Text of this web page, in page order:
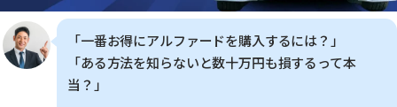
「一番お得にアルファードを購入するには？」
「ある方法を知らないと数十万円も損するって本
当？」